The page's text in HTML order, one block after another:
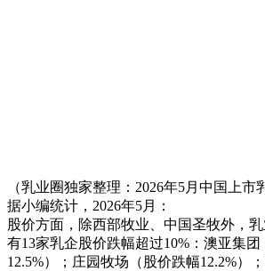
（乳业圈独家整理：2026年5月中国上市
据小编统计，2026年5月：
股价方面，除西部牧业、中国圣牧外，
有13家乳企股价跌幅超过10%：澳亚集
12.5%）；庄园牧场（股价跌幅12.2%）